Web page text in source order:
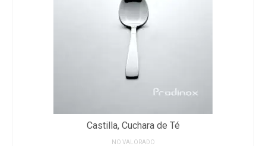
Castilla, Cuchara de Té
NO VALORADO